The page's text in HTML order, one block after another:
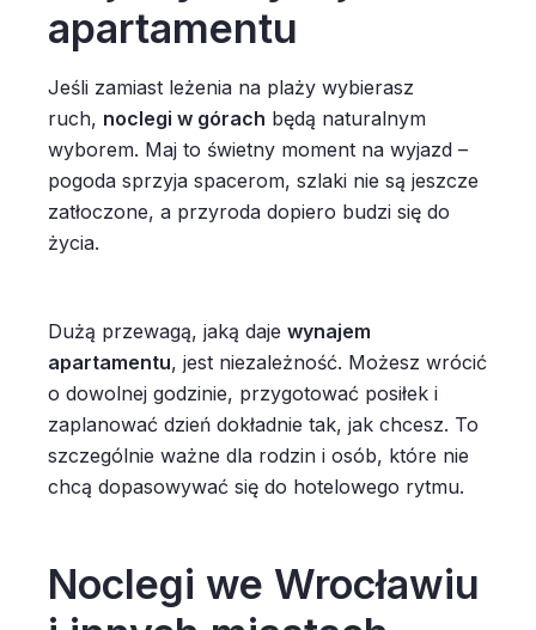
apartamentu
Jeśli zamiast leżenia na plaży wybierasz
ruch, noclegi w górach będą naturalnym
wyborem. Maj to świetny moment na wyjazd –
pogoda sprzyja spacerom, szlaki nie są jeszcze
zatłoczone, a przyroda dopiero budzi się do
życia.
Dużą przewagą, jaką daje wynajem
apartamentu, jest niezależność. Możesz wrócić
o dowolnej godzinie, przygotować posiłek i
zaplanować dzień dokładnie tak, jak chcesz. To
szczególnie ważne dla rodzin i osób, które nie
chcą dopasowywać się do hotelowego rytmu.
Noclegi we Wrocławiu